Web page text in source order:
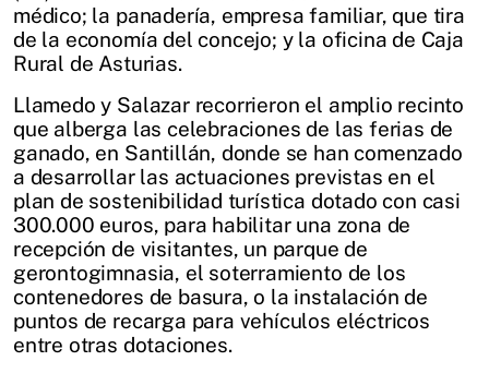
médico; la panadería, empresa familiar, que tira
de la economía del concejo; y la oficina de Caja
Rural de Asturias.
Llamedo y Salazar recorrieron el amplio recinto
que alberga las celebraciones de las ferias de
ganado, en Santillán, donde se han comenzado
a desarrollar las actuaciones previstas en el
plan de sostenibilidad turística dotado con casi
300.000 euros, para habilitar una zona de
recepción de visitantes, un parque de
gerontogimnasia, el soterramiento de los
contenedores de basura, o la instalación de
puntos de recarga para vehículos eléctricos
entre otras dotaciones.